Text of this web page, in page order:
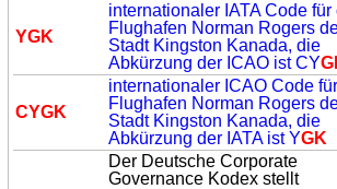
YGK
internationaler IATA Code für
Flughafen Norman Rogers
Stadt Kingston Kanada, die
Abkürzung der ICAO ist CY
CYGK
internationaler ICAO Code
Flughafen Norman Rogers
Stadt Kingston Kanada, die
Abkürzung der IATA ist YGK
Der Deutsche Corporate
Governance Kodex stellt